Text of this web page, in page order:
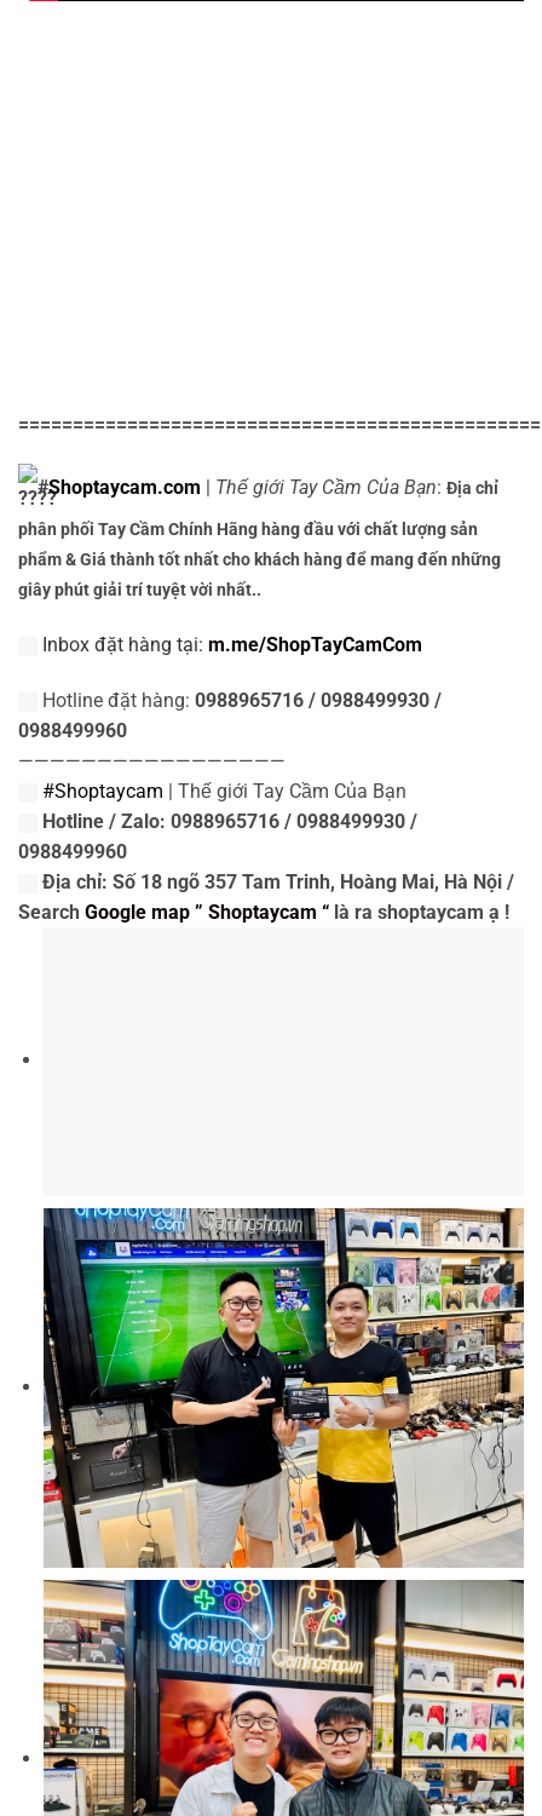
#Shoptaycam.com Thế giới Tay Cầm Của Bạn: Địa chỉ
phân phối Tay Cầm Chính Hãng hàng đầu với chất lượng sản
phẩm & Giá thành tốt nhất cho khách hàng để mang đến những
giây phút giải trí tuyệt vời nhất..
Inbox đặt hàng tại: m.me/ShopTayCamCom
Hotline đặt hàng: 0988965716 / 0988499930 /
0988499960
—————————————————
#Shoptaycam | Thế giới Tay Cầm Của Bạn
Hotline / Zalo: 0988965716 / 0988499930 /
0988499960
Địa chỉ: Số 18 ngõ 357 Tam Trinh, Hoàng Mai, Hà Nội /
Search Google map ” Shoptaycam “ là ra shoptaycam ạ !